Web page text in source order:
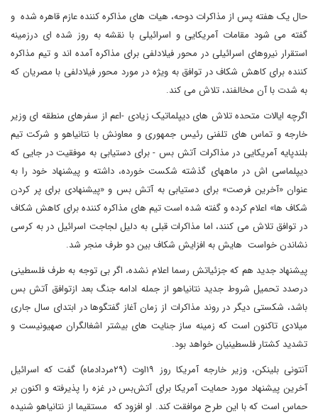
حال یک هفته پس از مذاکرات دوحه، هیات های مذاکره کننده عازم قاهره شده و
گفته می شود مقامات آمریکایی و اسرائیلی با نقشه به روز شده ای درزمینه
استقرار نیروهای اسرائیلی در محور فیلادلفی برای مذاکره آمده اند و تیم مذاکره
کننده برای کاهش شکاف در توافق به ویژه در مورد محور فیلادلفی با مصریان که
به شدت با آن مخالفند، تلاش می کند.
اگرچه ایالات متحده تلاش های دیپلماتیک زیادی -اعم از سفرهای منطقه ای وزیر
خارجه و تماس های تلفنی رئیس جمهوری و معاونش با نتانیاهو و شرکت تیم
بلندپایه آمریکایی در مذاکرات آتش بس - برای دستیابی به موفقیت در جایی که
دیپلماسی اش در ماههای گذشته شکست خورده، داشته و پیشنهاد خود را به
عنوان «آخرین فرصت» برای دستیابی به آتش بس و «پیشنهادی برای پر کردن
شکاف ها» اعلام کرده و گفته شده است تیم های مذاکره کننده برای کاهش شکاف
در توافق تلاش می کنند، اما مذاکرات قبلی به دلیل لجاجت اسرائیل در به کرسی
نشاندن خواست هایش به افزایش شکاف بین دو طرف منجر شد.
پیشنهاد جدید هم که جزئیاتش رسما اعلام نشده، اگر بی توجه به طرف فلسطینی
درصدد تحمیل شروط جدید نتانیاهو از جمله ادامه جنگ بعد ازتوافق آتش بس
باشد، شکستی دیگر در روند مذاکرات از زمان آغاز گفتگوها در ابتدای سال جاری
میلادی تاکنون است که زمینه ساز جنایت های بیشتر اشغالگران صهیونیست و
تشدید کشتار فلسطینیان خواهد بود.
آنتونی بلینکن، وزیر خارجه آمریکا روز ۱۹اوت (۲۹مردادماه) گفت که اسرائیل
آخرین پیشنهاد مورد حمایت آمریکا برای آتش‌بس در غزه را پذیرفته و اکنون بر
حماس است که با این طرح موافقت کند. او افزود که مستقیما از نتانیاهو شنیده